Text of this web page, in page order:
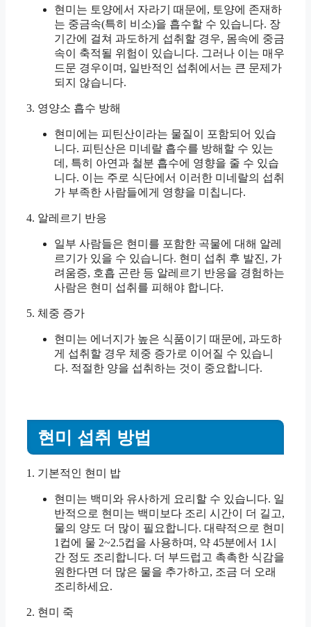
현미는 토양에서 자라기 때문에, 토양에 존재하
는 중금속(특히 비소)을 흡수할 수 있습니다. 장
기간에 걸쳐 과도하게 섭취할 경우, 몸속에 중금
속이 축적될 위험이 있습니다. 그러나 이는 매우
드문 경우이며, 일반적인 섭취에서는 큰 문제가
되지 않습니다.
3. 영양소 흡수 방해
현미에는 피틴산이라는 물질이 포함되어 있습
니다. 피틴산은 미네랄 흡수를 방해할 수 있는
데, 특히 아연과 철분 흡수에 영향을 줄 수 있습
니다. 이는 주로 식단에서 이러한 미네랄의 섭취
가 부족한 사람들에게 영향을 미칩니다.
4. 알레르기 반응
일부 사람들은 현미를 포함한 곡물에 대해 알레
르기가 있을 수 있습니다. 현미 섭취 후 발진, 가
려움증, 호흡 곤란 등 알레르기 반응을 경험하는
사람은 현미 섭취를 피해야 합니다.
5. 체중 증가
현미는 에너지가 높은 식품이기 때문에, 과도하
게 섭취할 경우 체중 증가로 이어질 수 있습니
다. 적절한 양을 섭취하는 것이 중요합니다.
현미 섭취 방법
1. 기본적인 현미 밥
현미는 백미와 유사하게 요리할 수 있습니다. 일
반적으로 현미는 백미보다 조리 시간이 더 길고,
물의 양도 더 많이 필요합니다. 대략적으로 현미
1컵에 물 2~2.5컵을 사용하며, 약 45분에서 1시
간 정도 조리합니다. 더 부드럽고 촉촉한 식감을
원한다면 더 많은 물을 추가하고, 조금 더 오래
조리하세요.
2. 현미 죽